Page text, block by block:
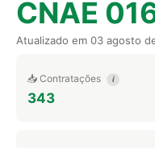
CNAE
Atualizado em 03 agosto
📥 Contratações i
343